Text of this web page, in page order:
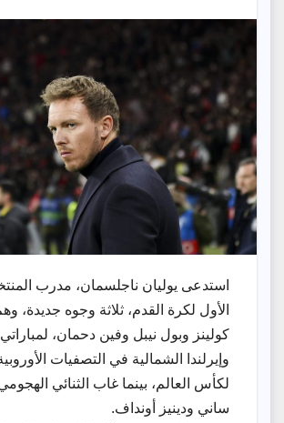
استدعى يوليان ناجلسمان، مدرب
الأول لكرة القدم، ثلاثة وجوه جديدة،
كولينز وبول نيبل وفين دحمان،
وإيرلندا الشمالية في التصفيات
لكأس العالم، بينما غاب الثنائي
ساني ودينيز أونداف.